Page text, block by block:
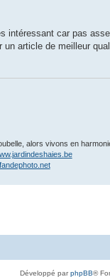
intéressant car pas
article de meilleur
alors vivons en
Développé parphpBB®